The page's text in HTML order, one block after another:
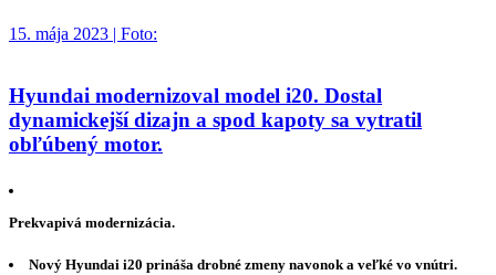
15. mája 2023 | Foto:
Hyundai modernizoval model i20. Dostal
dynamickejší dizajn a spod kapoty sa vytratil
obľúbený motor.
Prekvapivá modernizácia.
Nový Hyundai i20 prináša drobné zmeny navonok a veľké vo vnútri.